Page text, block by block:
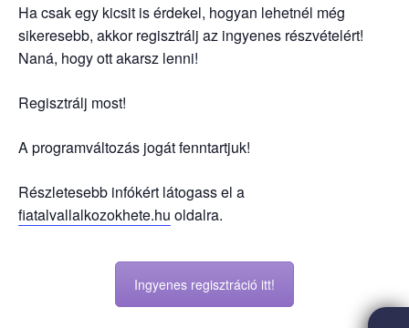
Ha csak egy kicsit is érdekel, hogyan lehetnél még
sikeresebb, akkor regisztrálj az ingyenes részvételért!
Naná, hogy ott akarsz lenni!
Regisztrálj most!
A programváltozás jogát fenntartjuk!
Részletesebb infókért látogass el a
fiatalvallalkozokhete.hu oldalra.
Ingyenes regisztráció itt!